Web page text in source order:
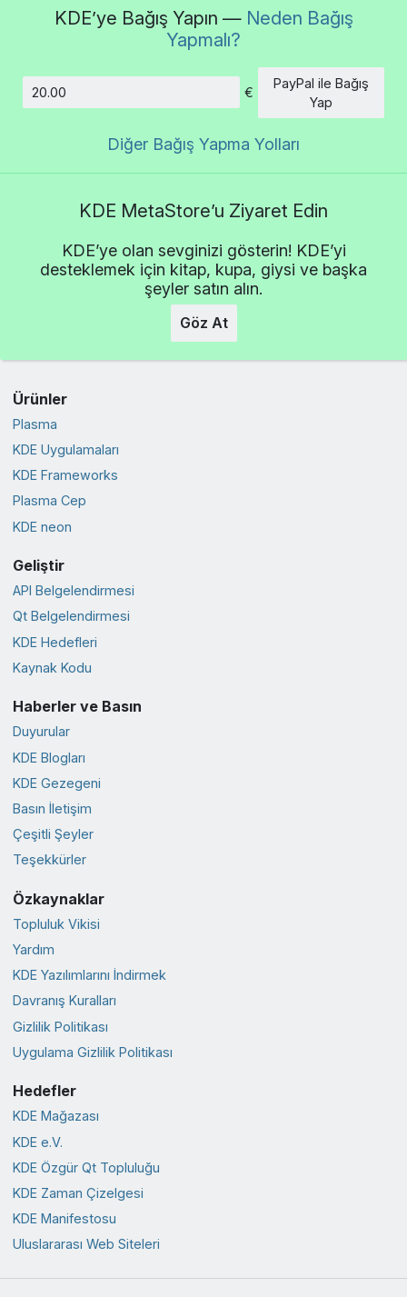
KDE’ye Bağış Yapın — Neden Bağış
Yapmalı?
€
PayPal ile Bağış
Yap
Diğer Bağış Yapma Yolları
KDE MetaStore’u Ziyaret Edin
KDE’ye olan sevginizi gösterin! KDE’yi
desteklemek için kitap, kupa, giysi ve başka
şeyler satın alın.
Göz At
Ürünler
Plasma
KDE Uygulamaları
KDE Frameworks
Plasma Cep
KDE neon
Geliştir
API Belgelendirmesi
Qt Belgelendirmesi
KDE Hedefleri
Kaynak Kodu
Haberler ve Basın
Duyurular
KDE Blogları
KDE Gezegeni
Basın İletişim
Çeşitli Şeyler
Teşekkürler
Özkaynaklar
Topluluk Vikisi
Yardım
KDE Yazılımlarını İndirmek
Davranış Kuralları
Gizlilik Politikası
Uygulama Gizlilik Politikası
Hedefler
KDE Mağazası
KDE e.V.
KDE Özgür Qt Topluluğu
KDE Zaman Çizelgesi
KDE Manifestosu
Uluslararası Web Siteleri